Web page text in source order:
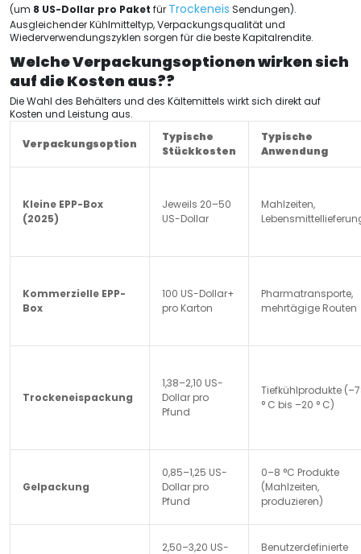
(um 8 US-Dollar pro Paket für Trockeneis Sendungen).
Ausgleichender Kühlmitteltyp, Verpackungsqualität und
Wiederverwendungszyklen sorgen für die beste Kapitalrendite.
Welche Verpackungsoptionen wirken sich
auf die Kosten aus??
Die Wahl des Behälters und des Kältemittels wirkt sich direkt auf
Kosten und Leistung aus.
Verpackungsoption
Typische
Stückkosten
Typische
Anwendung
Kleine EPP-Box
(2025)
Jeweils 20–50
US-Dollar
Mahlzeiten,
Kommerzielle EPP-
Box
100 US-Dollar+
pro Karton
Pharmatransporte,
mehrtägige Routen
Trockeneispackung
1,38–2,10 US-
Dollar pro
Pfund
Tiefkühlprodukte
° C bis –20 ° C)
Gelpackung
0,85–1,25 US-
Dollar pro
Pfund
0–8 °C Produkte
(Mahlzeiten,
produzieren)
2,50–3,20 US-
Benutzerdefinierte